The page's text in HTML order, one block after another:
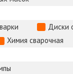
Диски
Химия сварочная